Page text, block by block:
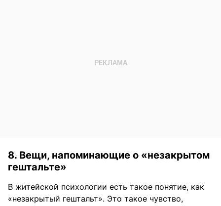
8. Вещи, напоминающие о «незакрытом
гештальте»
В житейской психологии есть такое понятие, как
«незакрытый гештальт». Это такое чувство,